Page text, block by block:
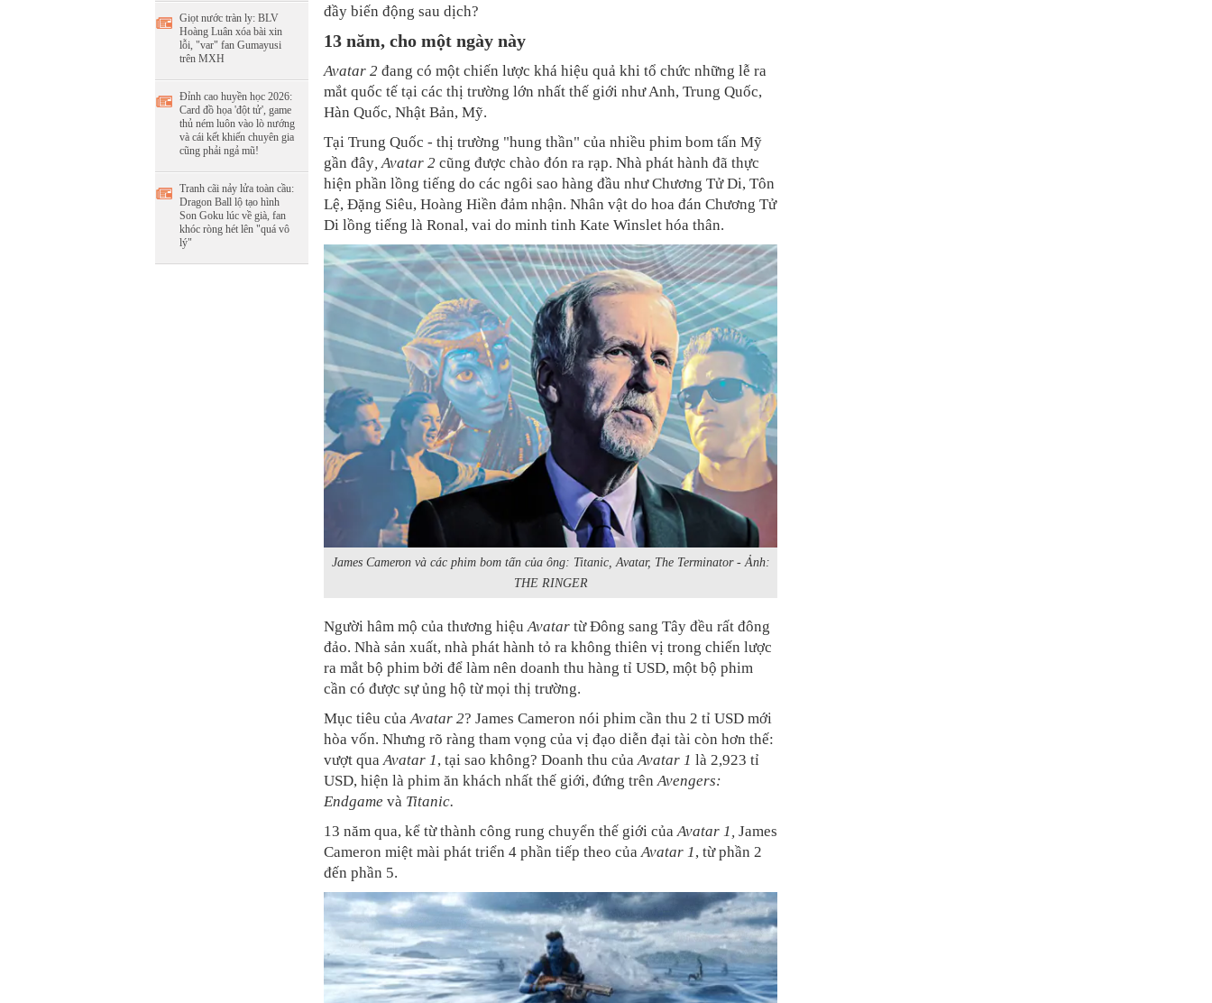
Giọt nước tràn ly: BLV
Hoàng Luân xóa bài xin
lỗi, "var" fan Gumayusi
trên MXH
Đỉnh cao huyền học 2026:
Card đồ họa 'đột tử', game
thủ ném luôn vào lò nướng
và cái kết khiến chuyên gia
cũng phải ngả mũ!
Tranh cãi nảy lửa toàn cầu:
Dragon Ball lộ tạo hình
Son Goku lúc về già, fan
khóc ròng hét lên "quá vô
lý"
đầy biến động sau dịch?
13 năm, cho một ngày này
Avatar 2 đang có một chiến lược khá hiệu quả khi tổ chức những lễ ra
mắt quốc tế tại các thị trường lớn nhất thế giới như Anh, Trung Quốc,
Hàn Quốc, Nhật Bản, Mỹ.
Tại Trung Quốc - thị trường "hung thần" của nhiều phim bom tấn Mỹ
gần đây, Avatar 2 cũng được chào đón ra rạp. Nhà phát hành đã thực
hiện phần lồng tiếng do các ngôi sao hàng đầu như Chương Tử Di, Tôn
Lệ, Đặng Siêu, Hoàng Hiền đảm nhận. Nhân vật do hoa đán Chương Tử
Di lồng tiếng là Ronal, vai do minh tinh Kate Winslet hóa thân.
James Cameron và các phim bom tấn của ông: Titanic, Avatar, The Terminator - Ảnh:
THE RINGER
Người hâm mộ của thương hiệuAvatar từ Đông sang Tây đều rất đông
đảo. Nhà sản xuất, nhà phát hành tỏ ra không thiên vị trong chiến lược
ra mắt bộ phim bởi để làm nên doanh thu hàng tỉ USD, một bộ phim
cần có được sự ủng hộ từ mọi thị trường.
Mục tiêu củaAvatar 2? James Cameron nói phim cần thu 2 tỉ USD mới
hòa vốn. Nhưng rõ ràng tham vọng của vị đạo diễn đại tài còn hơn thế:
vượt quaAvatar 1, tại sao không? Doanh thu củaAvatar 1 là 2,923 tỉ
USD, hiện là phim ăn khách nhất thế giới, đứng trên Avengers:
Endgame và Titanic.
13 năm qua, kể từ thành công rung chuyển thế giới củaAvatar 1, James
Cameron miệt mài phát triển 4 phần tiếp theo củaAvatar 1, từ phần 2
đến phần 5.